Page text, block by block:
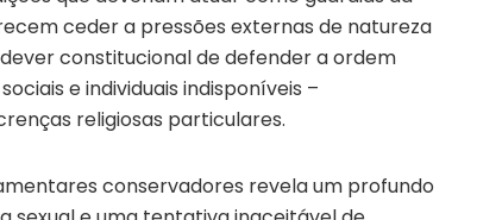
ceder a pressões externas de natureza
constitucional de defender a ordem
e individuais indisponíveis –
religiosas particulares.
conservadores revela um profundo